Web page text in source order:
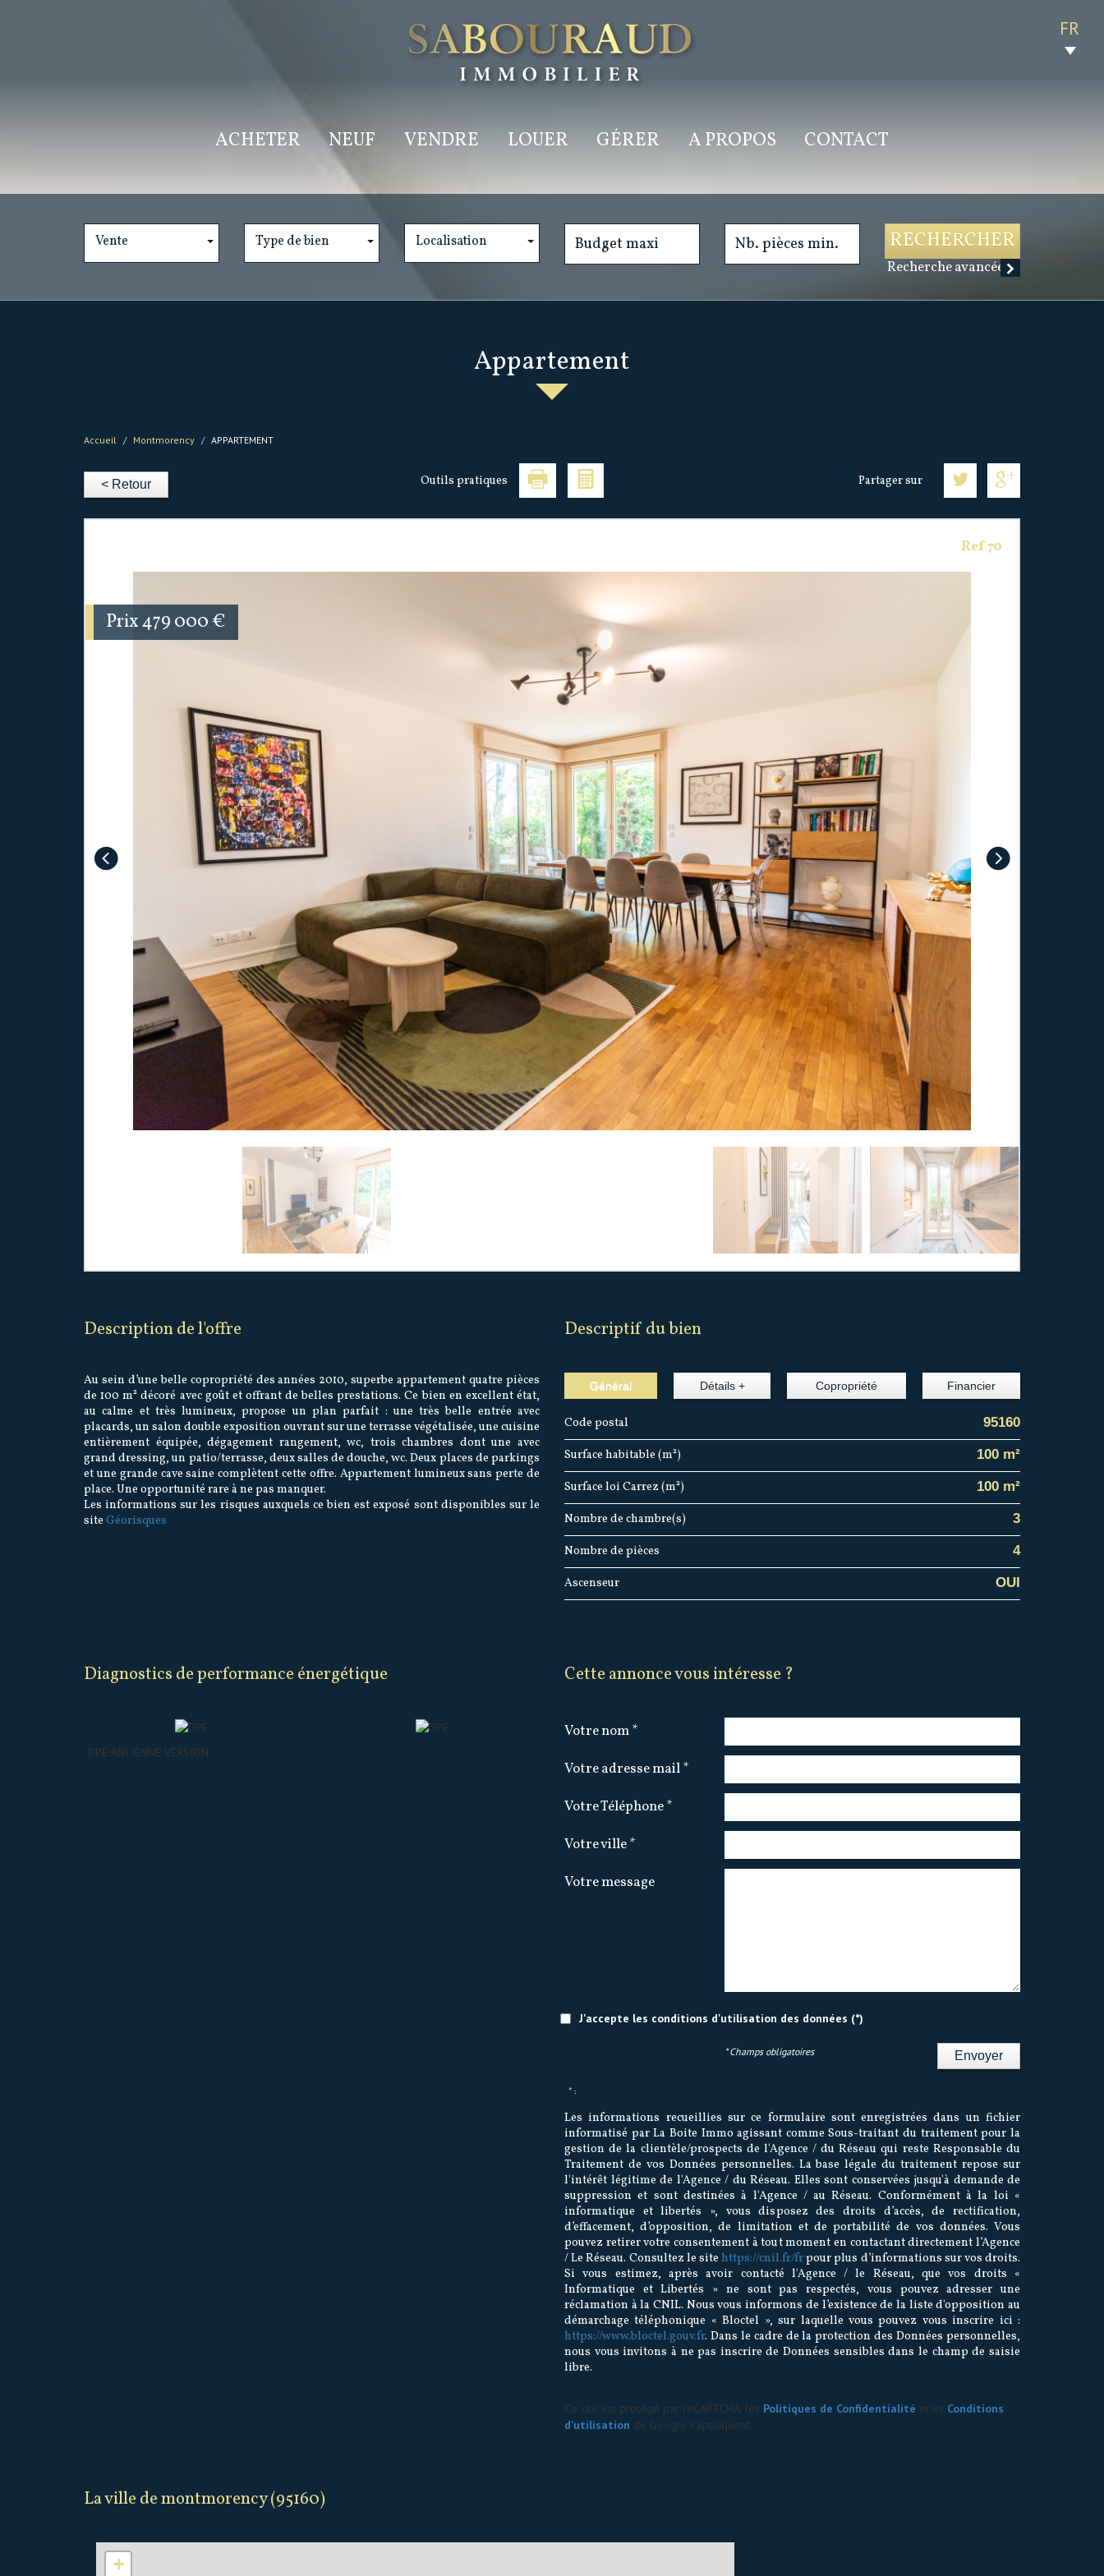
FR
ACHETER NEUF VENDRE LOUER GÉRER A PROPOS CONTACT
Vente Type de bien Localisation RECHERCHER
Recherche avancée
appartement
Accueil Montmorency APPARTEMENT
< Retour Outils pratiques Partager sur
Ref 70
Prix479 000€
description de l'offre
Au sein d’une belle copropriété des années 2010, superbe appartement quatre pièces
de 100 m² décoré avec goût et offrant de belles prestations. Ce bien en excellent état,
au calme et très lumineux, propose un plan parfait : une très belle entrée avec
placards, un salon double exposition ouvrant sur une terrasse végétalisée, une cuisine
entièrement équipée, dégagement rangement, wc, trois chambres dont une avec
grand dressing, un patio/terrasse, deux salles de douche, wc. Deux places de parkings
et une grande cave saine complètent cette offre. Appartement lumineux sans perte de
place. Une opportunité rare à ne pas manquer.
Les informations sur les risques auxquels ce bien est exposé sont disponibles sur le
site Géorisques
descriptif du bien
Général Détails + Copropriété Financier
Code postal 95160
Surface habitable (m²) 100 m²
Surface loi Carrez (m²) 100 m²
Nombre de chambre(s) 3
Nombre de pièces 4
Ascenseur OUI
diagnostics de performance énergétique
DPE ANCIENNE VERSION
cette annonce vous intéresse ?
Votre nom *
Votre adresse mail *
Votre Téléphone *
Votre ville *
Votre message
J'accepte les conditions d'utilisation des données (*)
Envoyer
* Champs obligatoires
* :
Les informations recueillies sur ce formulaire sont enregistrées dans un fichier
informatisé par La Boite Immo agissant comme Sous-traitant du traitement pour la
gestion de la clientèle/prospects de l'Agence / du Réseau qui reste Responsable du
Traitement de vos Données personnelles. La base légale du traitement repose sur
l'intérêt légitime de l'Agence / du Réseau. Elles sont conservées jusqu'à demande de
suppression et sont destinées à l'Agence / au Réseau. Conformément à la loi «
informatique et libertés », vous disposez des droits d’accès, de rectification,
d’effacement, d’opposition, de limitation et de portabilité de vos données. Vous
pouvez retirer votre consentement à tout moment en contactant directement l’Agence
/ Le Réseau. Consultez le site https://cnil.fr/frpour plus d’informations sur vos droits.
Si vous estimez, après avoir contacté l'Agence / le Réseau, que vos droits «
Informatique et Libertés » ne sont pas respectés, vous pouvez adresser une
réclamation à la CNIL. Nous vous informons de l’existence de la liste d'opposition au
démarchage téléphonique « Bloctel », sur laquelle vous pouvez vous inscrire ici :
https://www.bloctel.gouv.fr. Dans le cadre de la protection des Données personnelles,
nous vous invitons à ne pas inscrire de Données sensibles dans le champ de saisie
libre.
Ce site est protégé par reCAPTCHA, les Politiques de Confidentialité et es Conditions
d'utilisation de Google s'appliquent.
la ville de montmorency (95160)
+